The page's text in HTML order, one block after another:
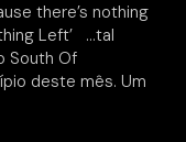
there’s nothing
Left’ …tal
South Of
deste mês. Um